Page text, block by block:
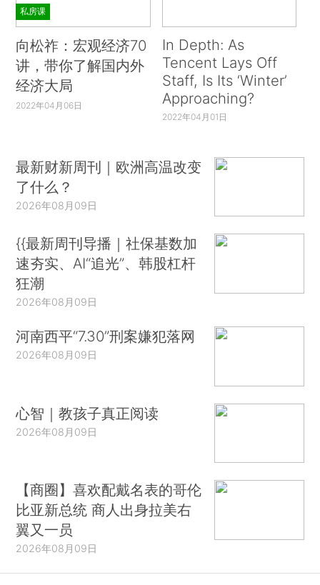
私房课
向松祚：宏观经济70
讲，带你了解国内外
经济大局
2022年04月06日
In Depth: As
Tencent Lays Off
Staff, Is Its ‘Winter’
Approaching?
2022年04月01日
最新财新周刊｜欧洲高温改变
了什么？
2026年08月09日
{{最新周刊导播｜社保基数加
速夯实、AI“追光”、韩股杠杆
狂潮
2026年08月09日
河南西平“7.30”刑案嫌犯落网
2026年08月09日
心智｜教孩子真正阅读
2026年08月09日
【商圈】喜欢配戴名表的哥伦
比亚新总统 商人出身拉美右
翼又一员
2026年08月09日